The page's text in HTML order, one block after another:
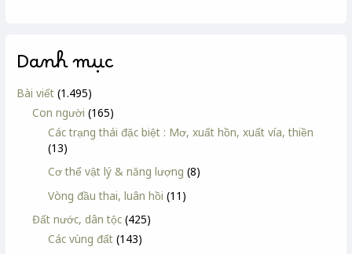
Danh mục
Bài viết (1.495)
Con người (165)
Các trạng thái đặc biệt : Mơ, xuất hồn, xuất vía, thiền
(13)
Cơ thể vật lý & năng lượng (8)
Vòng đầu thai, luân hồi (11)
Đất nước, dân tộc (425)
Các vùng đất (143)